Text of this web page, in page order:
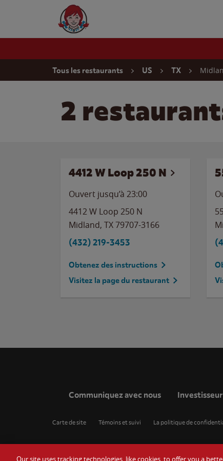
Wendy's Website Home
Return to NavTous les restaurants US TX
2
4412 W Loop 250 N
Ouvert jusqu’à 23:00
4412 W Loop 250 N
Midland, TX79707-3166
(432) 219-3453
Obtenez des instructions
Visitez la page du restaurant
Communiquez avec nous
Carte de site Témoins et suivi La politique de
Our site uses tracking technologies, like cookies, to offer you a